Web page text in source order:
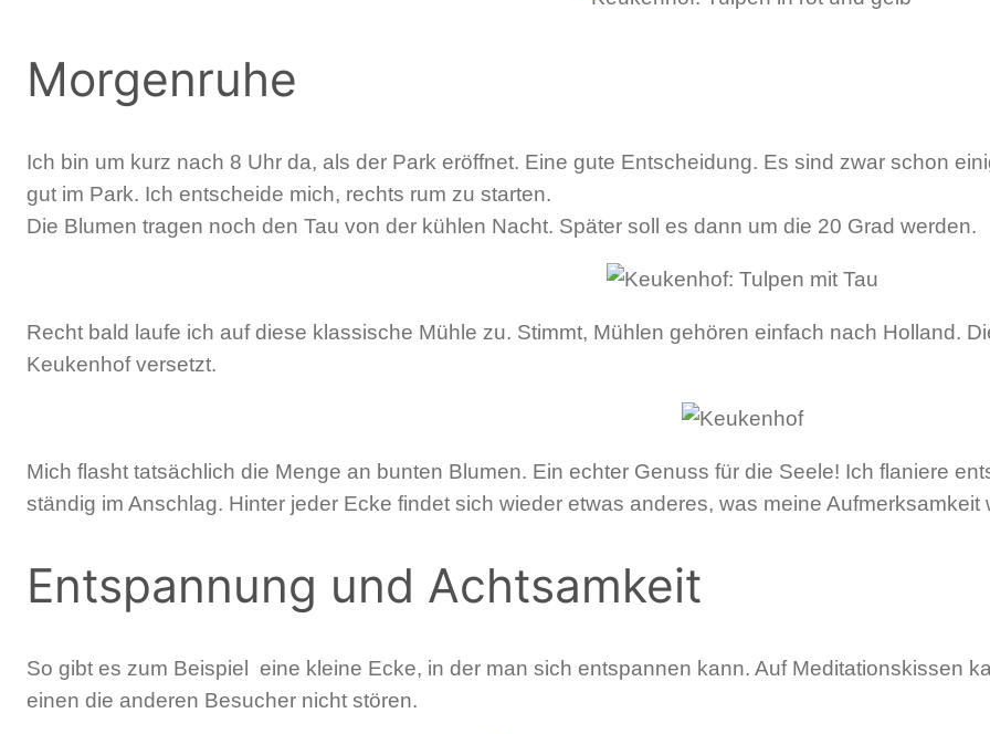
Morgenruhe
Ich bin um kurz nach 8 Uhr da, als der Park eröffnet. Eine gute Entscheidung. Es sind zwar schon
gut im Park. Ich entscheide mich, rechts rum zu starten.
Die Blumen tragen noch den Tau von der kühlen Nacht. Später soll es dann um die 20 Grad werden.
Recht bald laufe ich auf diese klassische Mühle zu. Stimmt, Mühlen gehören einfach nach Holland.
Keukenhof versetzt.
Mich flasht tatsächlich die Menge an bunten Blumen. Ein echter Genuss für die Seele! Ich flaniere
ständig im Anschlag. Hinter jeder Ecke findet sich wieder etwas anderes, was meine Aufmerksamkeit
Entspannung und Achtsamkeit
So gibt es zum Beispiel eine kleine Ecke, in der man sich entspannen kann. Auf Meditationskissen
einen die anderen Besucher nicht stören.